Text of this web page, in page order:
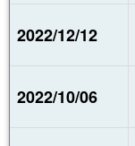
2022/12/12
2022/10/06